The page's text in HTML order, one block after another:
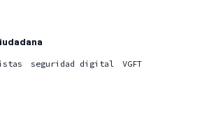
seguridad digital VGFT